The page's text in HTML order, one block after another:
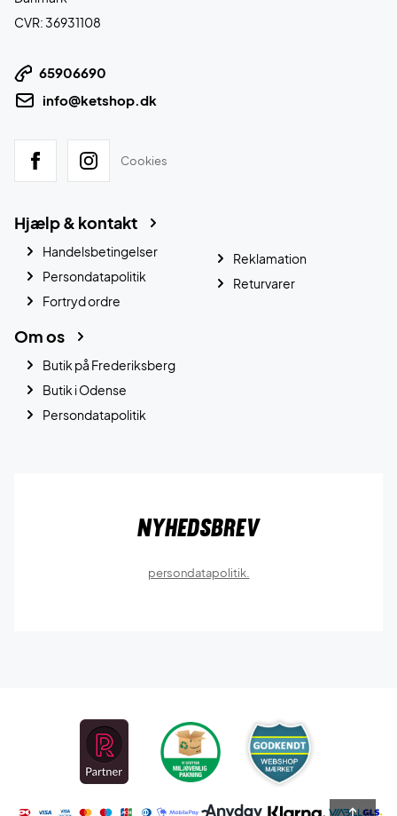
CVR: 36931108
65906690
info@ketshop.dk
Cookies
Hjælp & kontakt
Handelsbetingelser
Persondatapolitik
Fortryd ordre
Reklamation
Returvarer
Om os
Butik på Frederiksberg
Butik i Odense
Persondatapolitik
Nyhedsbrev
persondatapolitik.